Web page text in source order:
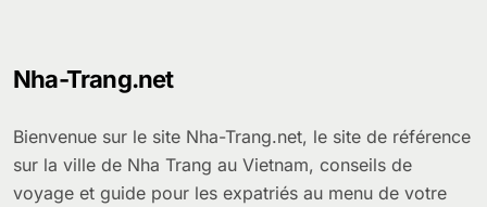
Nha-Trang.net
Bienvenue sur le site Nha-Trang.net, le site de référence
sur la ville de Nha Trang au Vietnam, conseils de
voyage et guide pour les expatriés au menu de votre